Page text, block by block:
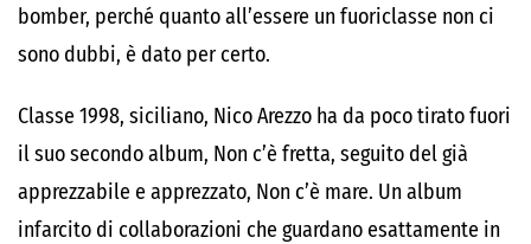
bomber, perché quanto all’essere un fuoriclasse non ci
sono dubbi, è dato per certo.
Classe 1998, siciliano, Nico Arezzo ha da poco tirato fuori
il suo secondo album, Non c’è fretta, seguito del già
apprezzabile e apprezzato, Non c’è mare. Un album
infarcito di collaborazioni che guardano esattamente in